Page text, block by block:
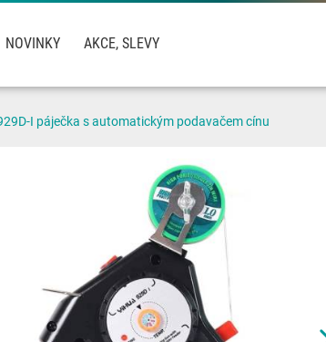
NOVINKY AKCE, SLEVY
I páječka s automatickým podavačem cínu